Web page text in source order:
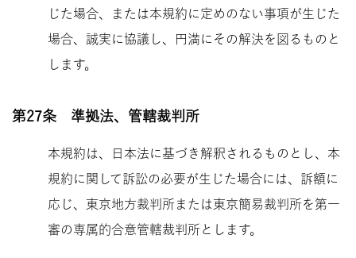
じた場合、または本規約に定めのない事項が生じた
場合、誠実に協議し、円満にその解決を図るものと
します。
第27条 準拠法、管轄裁判所
本規約は、日本法に基づき解釈されるものとし、本
規約に関して訴訟の必要が生じた場合には、訴額に
応じ、東京地方裁判所または東京簡易裁判所を第一
審の専属的合意管轄裁判所とします。